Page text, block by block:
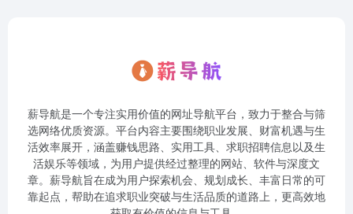
薪导航是一个专注实用价值的网址导航平台，致力于整合与筛
选网络优质资源。平台内容主要围绕职业发展、财富机遇与生
活效率展开，涵盖赚钱思路、实用工具、求职招聘信息以及生
活娱乐等领域，为用户提供经过整理的网站、软件与深度文
章。薪导航旨在成为用户探索机会、规划成长、丰富日常的可
靠起点，帮助在追求职业突破与生活品质的道路上，更高效地